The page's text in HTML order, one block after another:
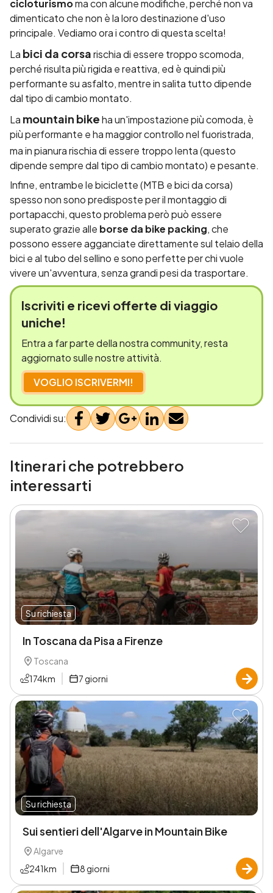
cicloturismoma con alcune modifiche, perché non va
dimenticato che non è la loro destinazione d'uso
principale. Vediamo ora i contro di questa scelta!
La bici da corsarischia di essere troppo scomoda,
perché risulta più rigida e reattiva, ed è quindi più
performante su asfalto, mentre in salita tutto dipende
dal tipo di cambio montato.
La mountain bikeha un'impostazione più comoda, è
più performante e ha maggior controllo nel fuoristrada,
ma in pianura rischia di essere troppo lenta(questo
dipende sempre dal tipo di cambio montato) e pesante.
Infine, entrambe le biciclette (MTB e bici da corsa)
spesso non sono predisposte per ilmontaggio di
portapacchi, questo problema però può essere
superato grazie alle borse da bike packing, che
possono essere agganciate direttamente sul telaio della
bici e al tubo del sellino e sono perfette per chi vuole
vivere un'avventura, senza grandi pesi da trasportare.
Iscriviti e ricevi offerte di viaggio
uniche!
Entra a far parte della nostra community, resta
aggiornato sulle nostre attività.
VOGLIO ISCRIVERMI!
Condividi su:
Itinerari che potrebbero
interessarti
Su richiesta
In Toscana da Pisa a Firenze
Toscana
174km 7giorni
Su richiesta
Sui sentieri dell'Algarve in Mountain Bike
Algarve
241km 8giorni